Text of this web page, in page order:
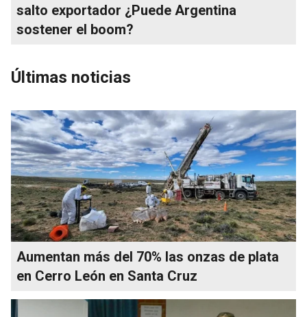
salto exportador ¿Puede Argentina
sostener el boom?
Últimas noticias
Aumentan más del 70% las onzas de plata
en Cerro León en Santa Cruz